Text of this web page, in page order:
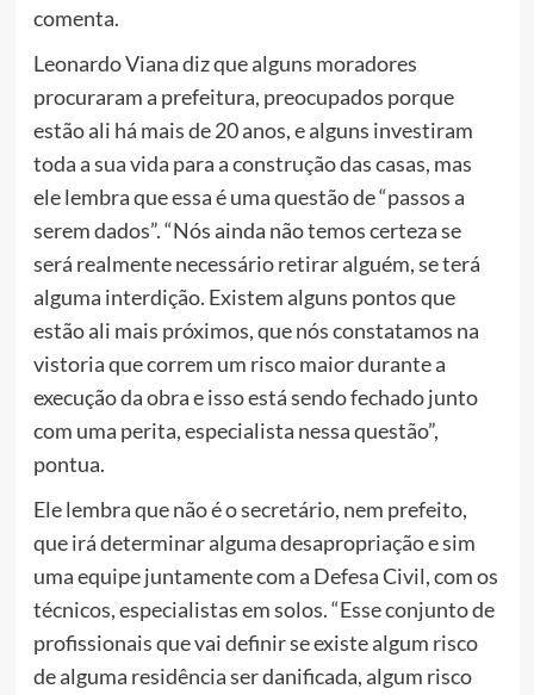
comenta.
Leonardo Viana diz que alguns moradores
procuraram a prefeitura, preocupados porque
estão ali há mais de 20 anos, e alguns investiram
toda a sua vida para a construção das casas, mas
ele lembra que essa é uma questão de “passos a
serem dados”. “Nós ainda não temos certeza se
será realmente necessário retirar alguém, se terá
alguma interdição. Existem alguns pontos que
estão ali mais próximos, que nós constatamos na
vistoria que correm um risco maior durante a
execução da obra e isso está sendo fechado junto
com uma perita, especialista nessa questão”,
pontua.
Ele lembra que não é o secretário, nem prefeito,
que irá determinar alguma desapropriação e sim
uma equipe juntamente com a Defesa Civil, com os
técnicos, especialistas em solos. “Esse conjunto de
profissionais que vai definir se existe algum risco
de alguma residência ser danificada, algum risco